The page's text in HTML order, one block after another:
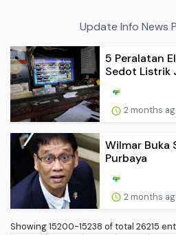
Update Info News
5 Peralatan
Sedot Listrik
2 months
Wilmar Buka
Purbaya
2 months
Showing 15200-15238 of total 26215